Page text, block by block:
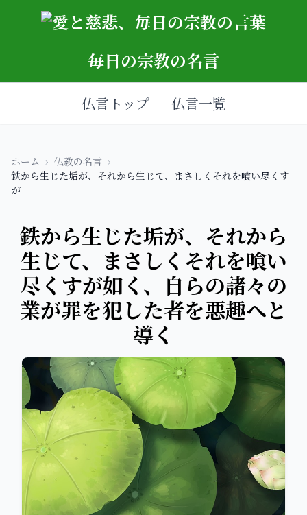
毎日の宗教の名言
仏言トップ 仏言一覧
ホーム › 仏教の名言 ›
鉄から生じた垢が、それから生じて、まさしくそれを喰い尽くす
が
鉄から生じた垢が、それから
生じて、まさしくそれを喰い
尽くすが如く、自らの諸々の
業が罪を犯した者を悪趣へと
導く